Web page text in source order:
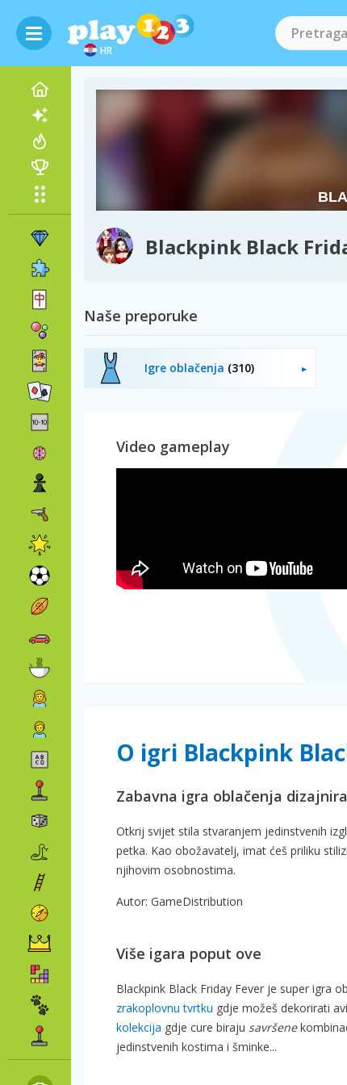
HR
Blackpink Black
Naše preporuke
Igre oblačenja (310)
Video gameplay
O igri Blackpink
Zabavna igra oblačenja
Otkrij svijet stila stvaranjem jedinstvenih
petka. Kao obožavatelj, imat ćeš priliku
njihovim osobnostima.
Autor: GameDistribution
Više igara poput ove
Blackpink Black Friday Fever je super igra
zrakoplovnu tvrtku gdje možeš dekorirati
kolekcija gdje cure biraju savršene
jedinstvenih kostima i šminke...